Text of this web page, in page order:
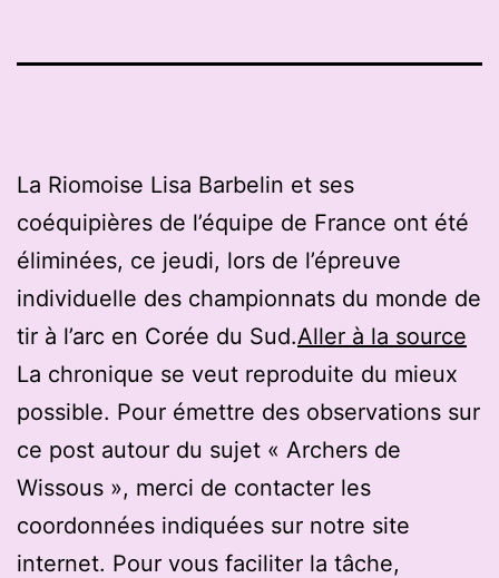
La Riomoise Lisa Barbelin et ses
coéquipières de l’équipe de France ont été
éliminées, ce jeudi, lors de l’épreuve
individuelle des championnats du monde de
tir à l’arc en Corée du Sud.Aller à la source
La chronique se veut reproduite du mieux
possible. Pour émettre des observations sur
ce post autour du sujet « Archers de
Wissous », merci de contacter les
coordonnées indiquées sur notre site
internet. Pour vous faciliter la tâche,